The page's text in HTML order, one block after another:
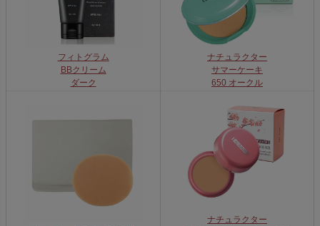
フィトグラム
BBクリーム
ダーク
ナチュラクター
サマーケーキ
650 オークル
ナチュラクター